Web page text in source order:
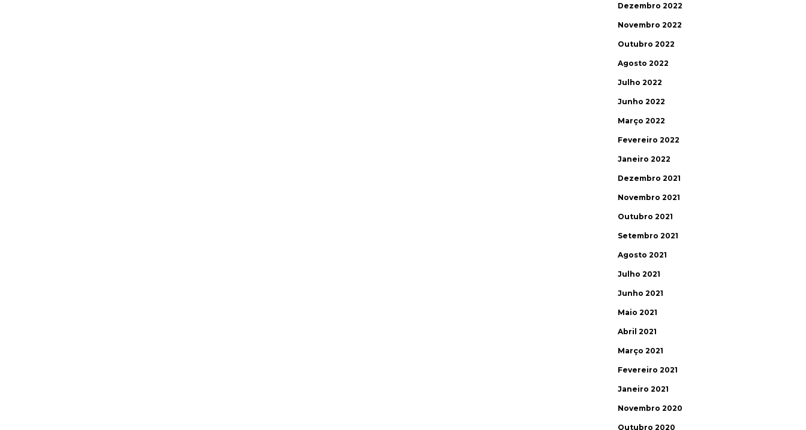
Dezembro 2022
Novembro 2022
Outubro 2022
Agosto 2022
Julho 2022
Junho 2022
Março 2022
Fevereiro 2022
Janeiro 2022
Dezembro 2021
Novembro 2021
Outubro 2021
Setembro 2021
Agosto 2021
Julho 2021
Junho 2021
Maio 2021
Abril 2021
Março 2021
Fevereiro 2021
Janeiro 2021
Novembro 2020
Outubro 2020